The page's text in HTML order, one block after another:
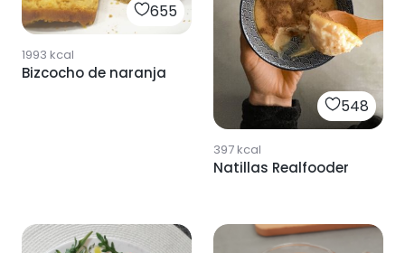
655
1993 kcal
Bizcocho de naranja
548
397kcal
Natillas Realfooder